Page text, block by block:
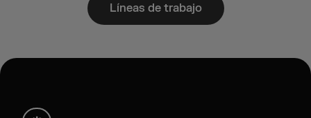
Líneas de trabajo